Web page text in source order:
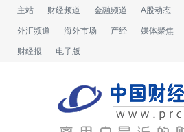
主站 财经频道 金融频道 A股动态
外汇频道 海外市场 产经 媒体聚焦
财经报 电子版